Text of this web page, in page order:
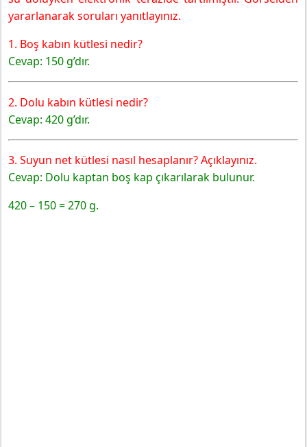
yararlanarak soruları yanıtlayınız.
1. Boş kabın kütlesi nedir?
Cevap: 150 g’dır.
2. Dolu kabın kütlesi nedir?
Cevap: 420 g’dır.
3. Suyun net kütlesi nasıl hesaplanır? Açıklayınız.
Cevap: Dolu kaptan boş kap çıkarılarak bulunur.
420 – 150 = 270 g.